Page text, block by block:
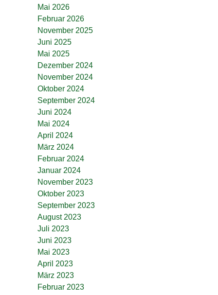
Mai 2026
Februar 2026
November 2025
Juni 2025
Mai 2025
Dezember 2024
November 2024
Oktober 2024
September 2024
Juni 2024
Mai 2024
April 2024
März 2024
Februar 2024
Januar 2024
November 2023
Oktober 2023
September 2023
August 2023
Juli 2023
Juni 2023
Mai 2023
April 2023
März 2023
Februar 2023